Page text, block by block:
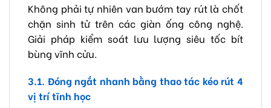
Không phải tự nhiên van bướm tay rút là chốt
chặn sinh tử trên các giàn ống công nghệ.
Giải pháp kiểm soát lưu lượng siêu tốc bít
bùng vĩnh cửu.
3.1. Đóng ngắt nhanh bằng thao tác kéo rút 4
vị trí tĩnh học